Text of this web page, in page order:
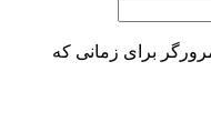
برای زمانی که